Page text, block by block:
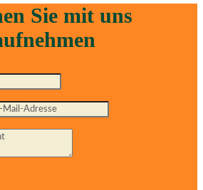
Sie mit uns